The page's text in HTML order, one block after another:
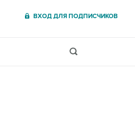
ВХОД ДЛЯ ПОДПИСЧИКОВ